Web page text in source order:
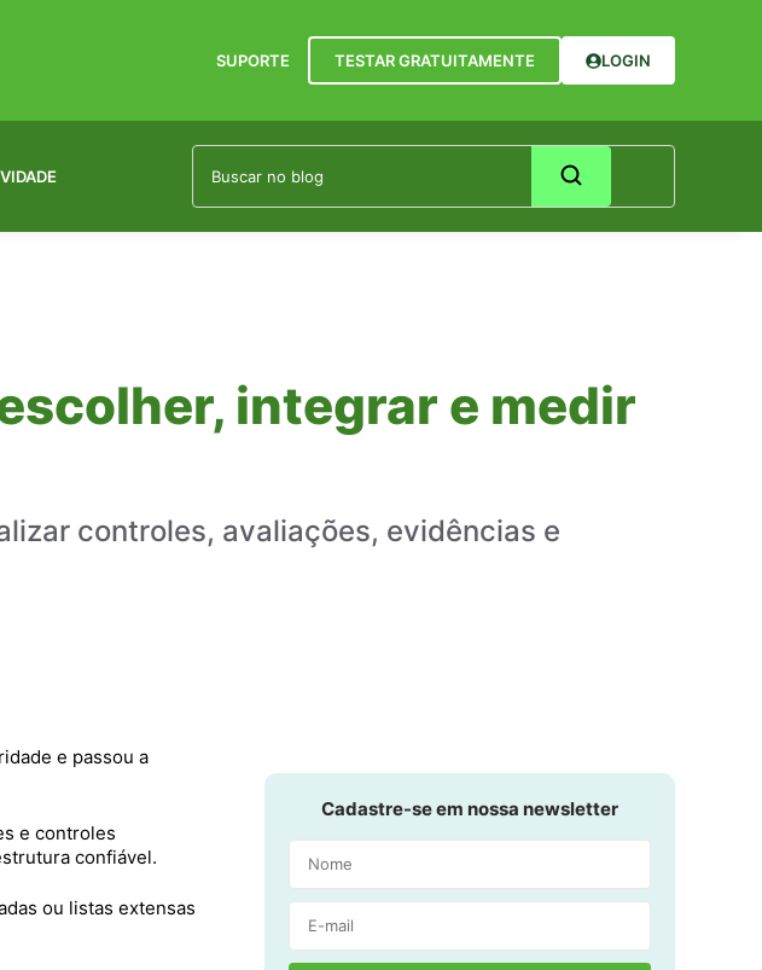
SUPORTE TESTAR GRATUITAMENTE LOGIN
integrar e medir
controles, avaliações, evidências e
e passou a
e controles
confiável.
ou listas extensas
Cadastre-se em nossa newsletter